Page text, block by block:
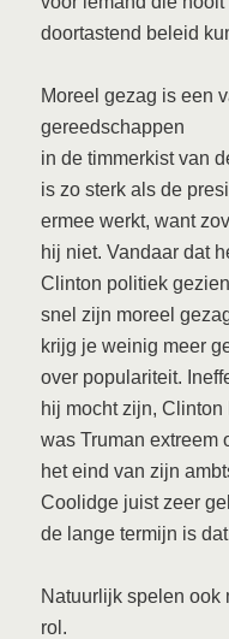
doortastend beleid
Moreel gezag is een
gereedschappen
in de timmerkist van
is zo sterk als de
ermee werkt, want
hij niet. Vandaar dat
Clinton politiek
snel zijn moreel
krijg je weinig meer
over populariteit.
hij mocht zijn,
was Truman extreem
het eind van zijn
Coolidge juist zeer
de lange termijn is
Natuurlijk spelen ook
rol.